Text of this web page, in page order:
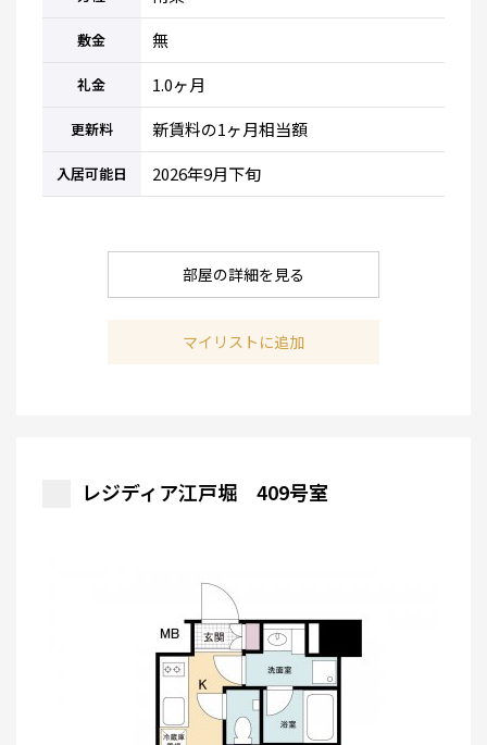
敷金 無
礼金 1.0ヶ月
更新料 新賃料の1ヶ月相当額
入居可能日 2026年9月下旬
部屋の詳細を見る
マイリストに追加
レジディア江戸堀 409号室